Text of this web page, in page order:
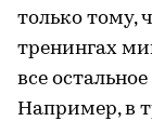
только тому,
тренингах
все
Например, в